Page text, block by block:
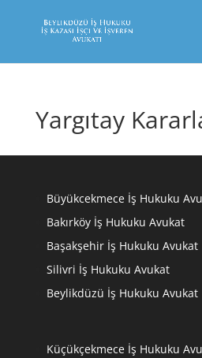
Yargıtay
Büyükcekmece İş Hukuku
Bakırköy İş Hukuku Avukat
Başakşehir İş Hukuku Avukat
Silivri İş Hukuku Avukat
Beylikdüzü İş Hukuku Avukat
Küçükçekmece İş Hukuku